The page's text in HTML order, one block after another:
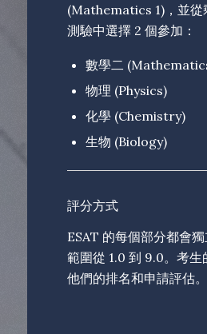
(Mathematics 1)，並從
測驗中選擇 2 個參加：
數學二
物理 (Physics)
化學 (Chemistry)
生物 (Biology)
評分方式
ESAT 的每個部分都會
範圍從 1.0 到 9.0。考生
他們的排名和申請評估。